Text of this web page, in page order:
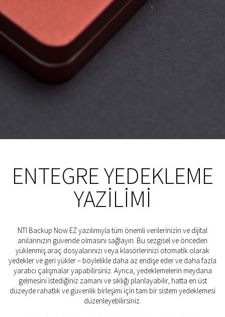
ENTEGRE YEDEKLEME
YAZILIMI
NTI Backup Now EZ yazılımıyla tüm önemli verilerinizin ve dijital
anılarınızın güvende olmasını sağlayın. Bu sezgisel ve önceden
yüklenmiş araç dosyalarınızı veya klasörlerinizi otomatik olarak
yedekler ve geri yükler – böylelikle daha az endişe eder ve daha fazla
yaratıcı çalışmalar yapabilirsiniz. Ayrıca, yedeklemelerin meydana
gelmesini istediğiniz zamanı ve sıklığı planlayabilir, hatta en üst
düzeyde rahatlık ve güvenlik birleşimi için tam bir sistem yedeklemesi
düzenleyebilirsiniz.